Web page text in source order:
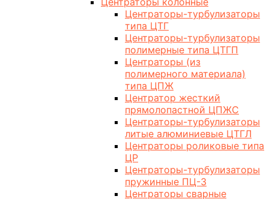
Центраторы-турбулизаторы
типа ЦТГ
Центраторы-турбулизаторы
полимерные типа ЦТГП
Центраторы (из
полимерного материала)
типа ЦПЖ
Центратор жесткий
прямолопастной ЦПЖС
Центраторы-турбулизаторы
литые алюминиевые ЦТГЛ
Центраторы роликовые типа
ЦР
Центраторы-турбулизаторы
пружинные ПЦ-3
Центраторы сварные